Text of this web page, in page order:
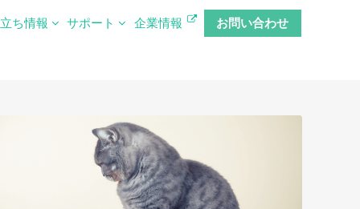
ち情報 サポート 企業情報 お問い合わせ